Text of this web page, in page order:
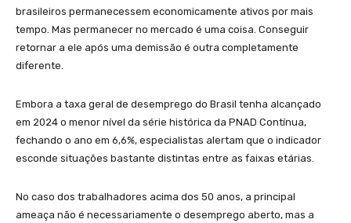
brasileiros permanecessem economicamente ativos por mais
tempo. Mas permanecer no mercado é uma coisa. Conseguir
retornar a ele após uma demissão é outra completamente
diferente.
Embora a taxa geral de desemprego do Brasil tenha alcançado
em 2024 o menor nível da série histórica da PNAD Contínua,
fechando o ano em 6,6%, especialistas alertam que o indicador
esconde situações bastante distintas entre as faixas etárias.
No caso dos trabalhadores acima dos 50 anos, a principal
ameaça não é necessariamente o desemprego aberto, mas a